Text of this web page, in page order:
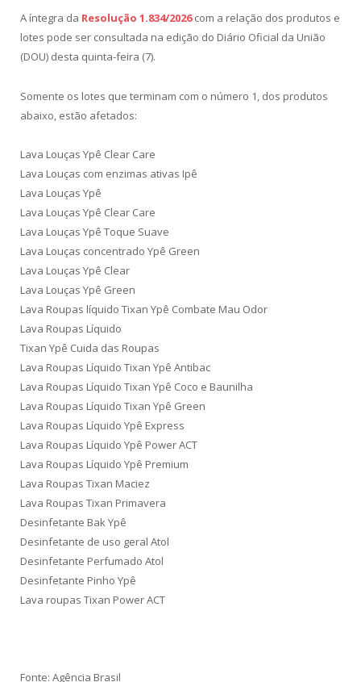
A íntegra da Resolução 1.834/2026com a relação dos produtos e
lotes pode ser consultada na edição do Diário Oficial da União
(DOU) desta quinta-feira (7).
Somente os lotes que terminam com o número 1, dos produtos
abaixo, estão afetados:
Lava Louças Ypê Clear Care
Lava Louças com enzimas ativas Ipê
Lava Louças Ypê
Lava Louças Ypê Clear Care
Lava Louças Ypê Toque Suave
Lava Louças concentrado Ypê Green
Lava Louças Ypê Clear
Lava Louças Ypê Green
Lava Roupas líquido Tixan Ypê Combate Mau Odor
Lava Roupas Líquido
Tixan Ypê Cuida das Roupas
Lava Roupas Líquido Tixan Ypê Antibac
Lava Roupas Líquido Tixan Ypê Coco e Baunilha
Lava Roupas Líquido Tixan Ypê Green
Lava Roupas Líquido Ypê Express
Lava Roupas Líquido Ypê Power ACT
Lava Roupas Líquido Ypê Premium
Lava Roupas Tixan Maciez
Lava Roupas Tixan Primavera
Desinfetante Bak Ypê
Desinfetante de uso geral Atol
Desinfetante Perfumado Atol
Desinfetante Pinho Ypê
Lava roupas Tixan Power ACT
Fonte: Agência Brasil